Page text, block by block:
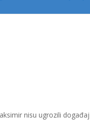
nisu ugrozili